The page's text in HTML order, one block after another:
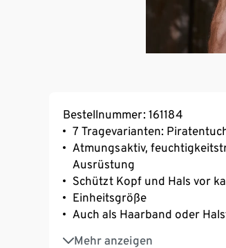
Bestellnummer: 161184
7 Tragevarianten:
Atmungsaktiv,
Ausrüstung
Schützt Kopf und Hals vor
Einheitsgröße
Auch als Haarband oder
Mehr anzeigen
Mit Baumwollanteil